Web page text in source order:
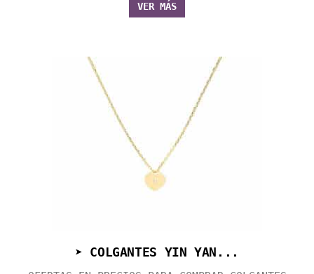
VER MÁS
➤ COLGANTES YIN YAN...